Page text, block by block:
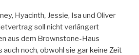
Hyacinth, Jessie, Isa und Oliver
soll nicht verlängert
aus dem Brownstone-Haus
auch noch, obwohl sie gar keine Zeit